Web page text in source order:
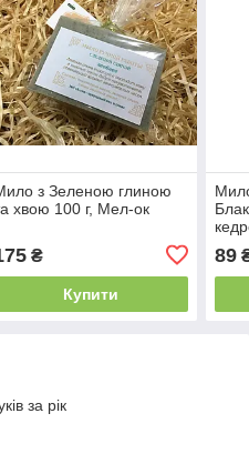
з Зеленою глиною
хвою 100 г, Мел-ок
₴
Купити
89
за рік